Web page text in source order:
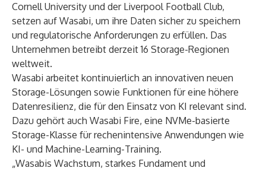
Cornell University und der Liverpool Football Club,
setzen auf Wasabi, um ihre Daten sicher zu speichern
und regulatorische Anforderungen zu erfüllen. Das
Unternehmen betreibt derzeit 16 Storage-Regionen
weltweit.
Wasabi arbeitet kontinuierlich an innovativen neuen
Storage-Lösungen sowie Funktionen für eine höhere
Datenresilienz, die für den Einsatz von KI relevant sind.
Dazu gehört auch Wasabi Fire, eine NVMe-basierte
Storage-Klasse für rechenintensive Anwendungen wie
KI- und Machine-Learning-Training.
„Wasabis Wachstum, starkes Fundament und